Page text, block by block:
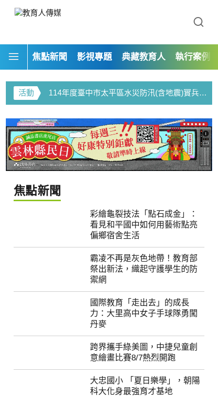
焦點新聞 影視專題 典藏教育人 執行案例
活動
113年度自來水形象影片-道路上的啄木鳥
臺中市政府教育局-給孩子一座禮堂 製片專案
114年度臺中市太平區水災防汛(含地震)實兵演習
114年靜宜大學法律系移工人權計畫展覽
114年度臺中市龍井區水災防汛(含地震)實兵演習
114年靜宜大學「最熟悉的陌生人」青少年法律體驗營
113年惠文國小新學期校園綠美化ESG
113年<<玩轉后里>>集換式遊戲卡牌
臺中市政府教育局-給孩子一座禮堂 製片專案
起守護學生的防禦網
焦點新聞
彩繪龜裂技法「點石成金」：
看見和平國中如何用藝術點亮
偏鄉宿舍生活
霸凌不再是灰色地帶！教育部
祭出新法，織起守護學生的防
禦網
國際教育「走出去」的成長
力：大里高中女子手球隊勇闖
丹麥
跨界攜手綠美圖，中捷兒童創
意繪畫比賽8/7熱烈開跑
大忠國小 「夏日樂學」，朝陽
科大化身最強育才基地